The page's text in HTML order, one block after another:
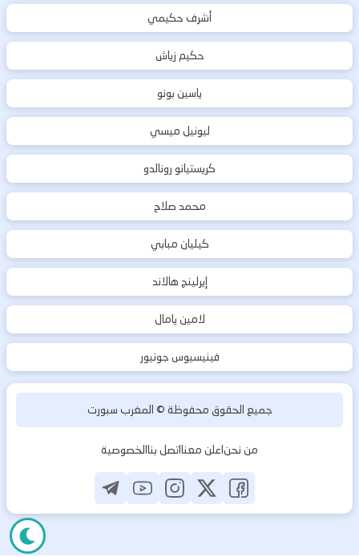
أشرف حكيمي
حكيم زياش
ياسين بونو
ليونيل ميسي
كريستيانو رونالدو
محمد صلاح
كيليان مبابي
إيرلينج هالاند
لامين يامال
فينيسيوس جونيور
جميع الحقوق محفوظة ©المغرب سبورت
من نحناعلن معنااتصل بناالخصوصية